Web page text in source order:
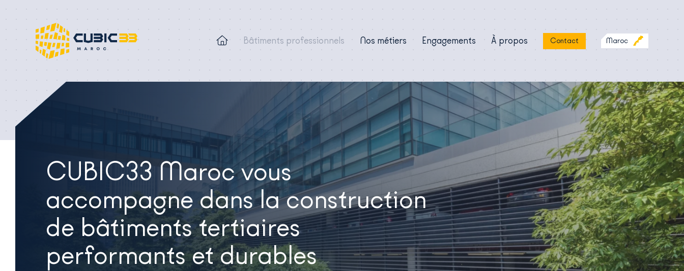
Bâtiments professionnels Nos métiers Engagements À propos Contact Maroc
CUBIC33 Maroc vous
accompagne dans la construction
de bâtiments tertiaires
performants et durables